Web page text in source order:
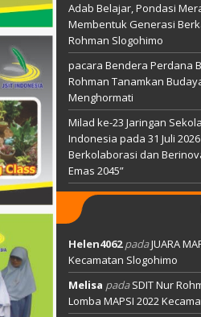
Adab Belajar, Pondasi
Membentuk Generasi
Rohman Slogohimo
pacara Bendera Perdana
Rohman Tanamkan
Menghormati
Milad ke-23 Jaringan
Indonesia pada 31 Juli
Berkolaborasi dan
Emas 2045”
Helen4062padaJUARA
Kecamatan Slogohimo
Melisa padaSDIT Nur
Lomba MAPSI 2022